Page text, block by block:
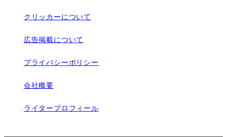
クリッカーについて
広告掲載について
プライバシーポリシー
会社概要
ライタープロフィール